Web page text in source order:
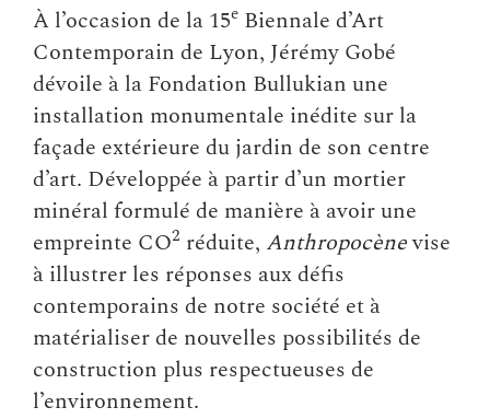
À l’occasion de la 15e Biennale d’Art
Contemporain de Lyon, Jérémy Gobé
dévoile à la Fondation Bullukian une
installation monumentale inédite sur la
façade extérieure du jardin de son centre
d’art. Développée à partir d’un mortier
minéral formulé de manière à avoir une
empreinte CO2 réduite, Anthropocènevise
à illustrer les réponses aux défis
contemporains de notre société et à
matérialiser de nouvelles possibilités de
construction plus respectueuses de
l’environnement.